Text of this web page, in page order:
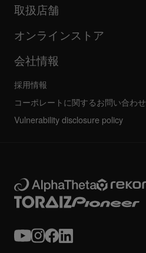
FAQ
コミュニティフォーラム
サービス、修理、保証
企業情報
その他
取扱店舗
オンラインストア
会社情報
採用情報
コーポレートに関するお問い合わせ
Vulnerability disclosure policy